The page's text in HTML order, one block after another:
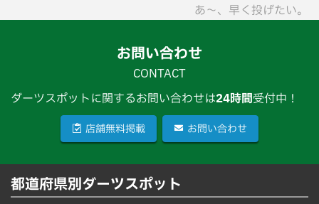
あ〜、早く投げたい。
お問い合わせ
CONTACT
ダーツスポットに関するお問い合わせは24時間受付中！
店舗無料掲載 お問い合わせ
都道府県別ダーツスポット